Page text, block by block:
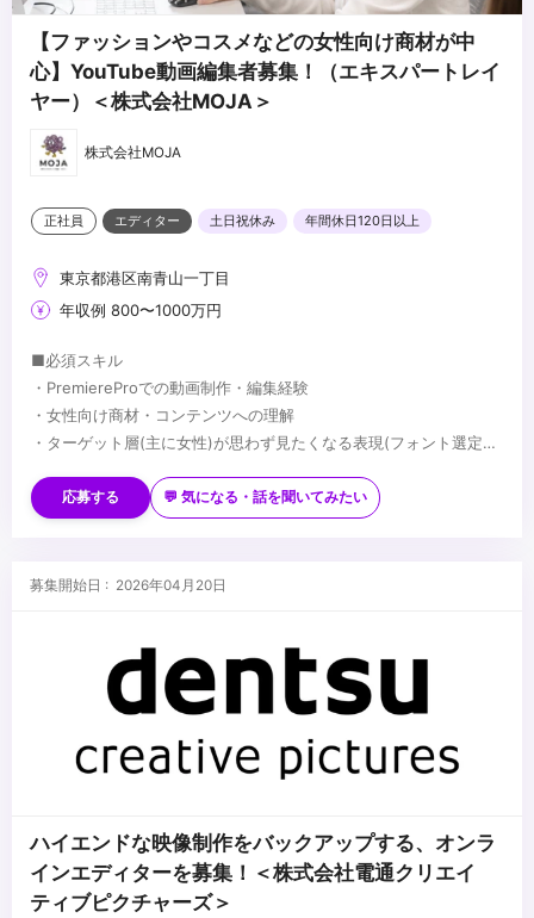
【ファッションやコスメなどの女性向け商材が中
心】YouTube動画編集者募集！（エキスパートレイ
ヤー）＜株式会社MOJA＞
株式会社MOJA
正社員 エディター 土日祝休み 年間休日120日以上
東京都港区南青山一丁目
年収例 800〜1000万円
■必須スキル
・PremiereProでの動画制作・編集経験
・女性向け商材・コンテンツへの理解
・ターゲット層(主に女性)が思わず見たくなる表現(フォント選定・
※応募時は、ポートフォリオor制作物のURLのご提出をお願いしま
す
外とさせていただきます
・PhotoshopやIllustratorを用いたデザイン経験がある方
・AfterEffectsの使用経験がある方
■求める人物像
・責任感のある方
・周りのメンバーと協調・協業ができる方
応募する 💬 気になる・話を聞いてみたい
募集開始日 : 2026年04月20日
ハイエンドな映像制作をバックアップする、オンラ
インエディターを募集！＜株式会社電通クリエイ
ティブピクチャーズ＞